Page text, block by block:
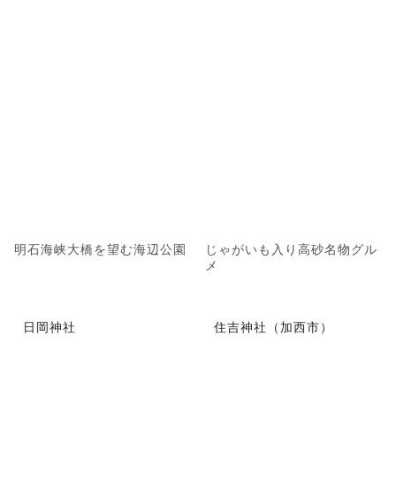
明石海峡大橋を望む海辺公園
じゃがいも入り高砂名物グル
メ
日岡神社 住吉神社（加西市）